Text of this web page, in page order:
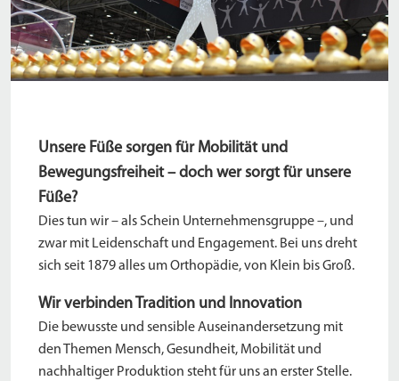
Unsere Füße sorgen für Mobilität und
Bewegungsfreiheit – doch wer sorgt für unsere
Füße?
Dies tun wir – als Schein Unternehmensgruppe –, und
zwar mit Leidenschaft und Engagement. Bei uns dreht
sich seit 1879 alles um Orthopädie, von Klein bis Groß.
Wir verbinden Tradition und Innovation
Die bewusste und sensible Auseinandersetzung mit
den Themen Mensch, Gesundheit, Mobilität und
nachhaltiger Produktion steht für uns an erster Stelle.